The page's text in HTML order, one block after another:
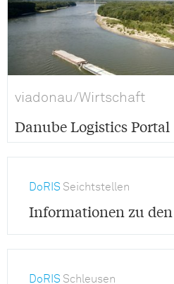
viadonau/Wirtschaft
Danube Logistics Portal
DoRIS Seichtstellen
Informationen zu
DoRIS Schleusen